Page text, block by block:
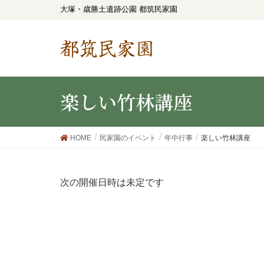
大塚・歳勝土遺跡公園 都筑民家園
都筑民家園
楽しい竹林講座
HOME 民家園のイベント 年中行事 楽しい竹林講座
次の開催日時は未定です